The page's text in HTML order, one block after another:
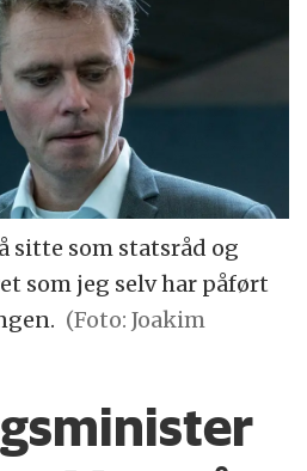
sitte som statsråd og
som jeg selv har påført
(Foto: Joakim